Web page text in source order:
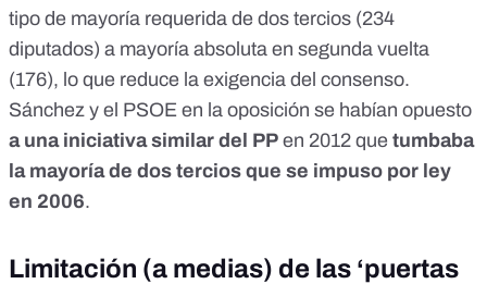
tipo de mayoría requerida de dos tercios (234
diputados) a mayoría absoluta en segunda vuelta
(176), lo que reduce la exigencia del consenso.
Sánchez y el PSOE en la oposición se habían opuesto
a una iniciativa similar del PP en 2012 que tumbaba
la mayoría de dos tercios que se impuso por ley
en 2006.
Limitación (a medias) de las ‘puertas